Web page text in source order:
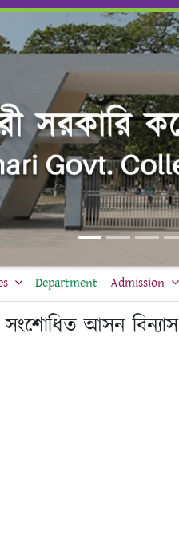
Department Admission
সংশোধিত আসন বিন্যাস